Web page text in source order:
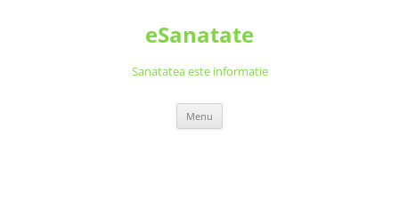
eSanatate
Sanatatea este informatie
Menu